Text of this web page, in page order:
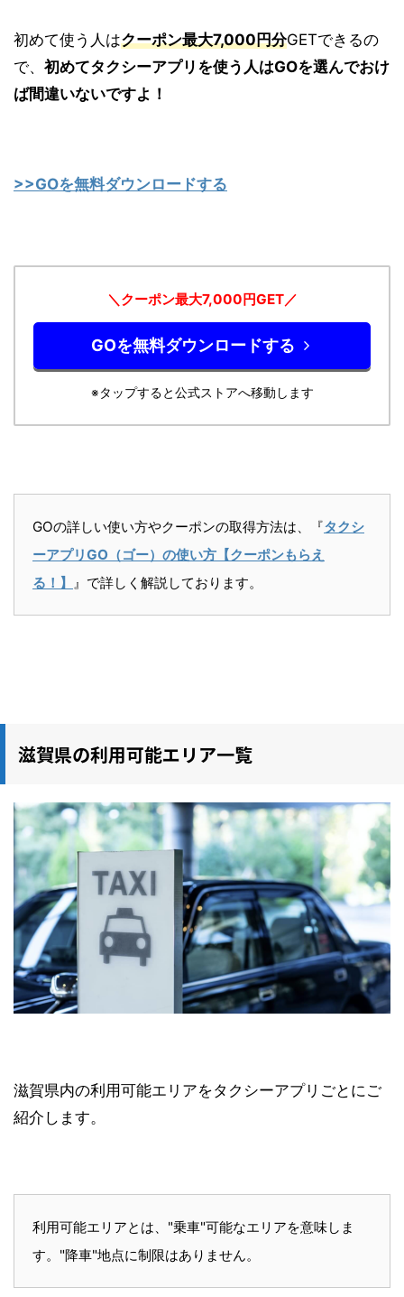
初めて使う人はクーポン最大7,000円分GETできるの
で、 初めてタクシーアプリを使う人はGOを選んでおけ
ば間違いないですよ！
>>GOを無料ダウンロードする
＼クーポン最大7,000円GET／
GOを無料ダウンロードする
※タップすると公式ストアへ移動します
GOの詳しい使い方やクーポンの取得方法は、『タクシ
ーアプリGO（ゴー）の使い方【クーポンもらえ
る！】
』で詳しく解説しております。
滋賀県の利用可能エリア一覧
滋賀県内の利用可能エリアをタクシーアプリごとにご
紹介します。
利用可能エリアとは、"乗車"可能なエリアを意味しま
す。"降車"地点に制限はありません。